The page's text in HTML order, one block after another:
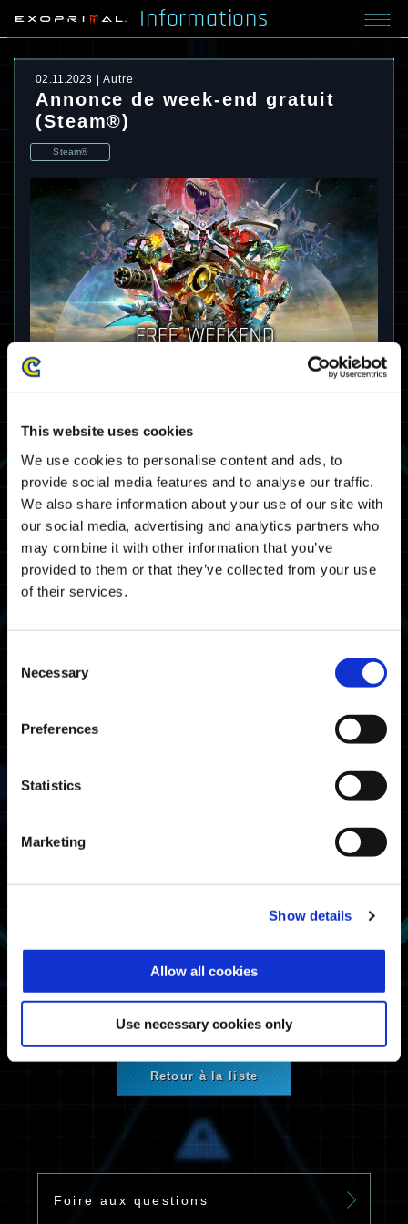
This website uses cookies
We use cookies to personalise content and ads, to
provide social media features and to analyse our traffic.
We also share information about your use of our site with
our social media, advertising and analytics partners who
may combine it with other information that you’ve
provided to them or that they’ve collected from your use
of their services.
Selection
Necessary
Preferences
Statistics
Marketing
Show details
Allow all cookies
Use necessary cookies only
Informations
02.11.2023 Autre
Annonce de week-end gratuit
(Steam®)
Steam®
Exoprimal sera jouable gratuitement pendant
Pendant ce week-end gratuit, la totalité du
jeu sera disponible, à l'exception du contenu
téléchargeable. Toutes les données
sauvegardées lors de ce week-end pourront
par la suite être transférées vers la version
complète d'Exoprimal si vous achetez le jeu
sur le compte utilisé pour jouer
gratuitement.
opportunité d'essayer Exoprimal.
Plateforme
Du jeudi 2 novembre 18 h 00 heure de Paris
Du jeudi 2 novembre 17 h 00 UTC au lundi 6
novembre 16 h 59 UTC
■Manuel numérique officiel
Foire aux questions
Retour à la liste
Foire aux questions